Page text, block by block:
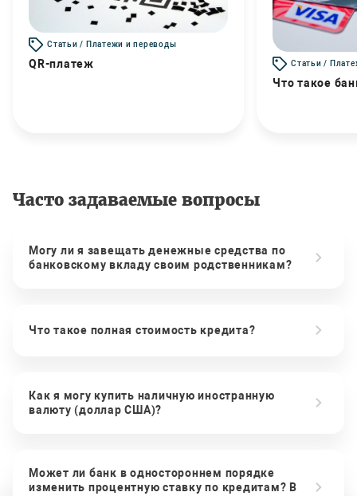
Статьи / Платежи и переводы
QR-платеж Статьи /
Что такое
Часто задаваемые вопросы
Могу ли я завещать денежные средства по
банковскому вкладу своим родственникам?
Что такое полная стоимость кредита?
Как я могу купить наличную иностранную
валюту (доллар США)?
Может ли банк в одностороннем порядке
изменить процентную ставку по кредитам? В